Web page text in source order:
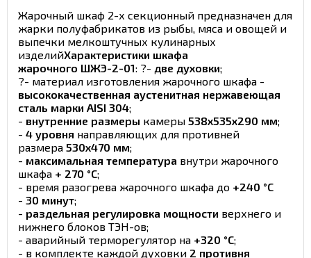
Жарочный шкаф 2-х секционный предназначен для
жарки полуфабрикатов из рыбы, мяса и овощей и
выпечки мелкоштучных кулинарных
изделийХарактеристики шкафа
жарочного ШЖЭ-2-01: ?- две духовки;
?- материал изготовления жарочного шкафа -
высококачественная аустенитная нержавеющая
сталь марки AISI 304;
- внутренние размеры камеры 538x535x290 мм;
- 4 уровня направляющих для противней
размера 530х470 мм;
- максимальная температура внутри жарочного
шкафа + 270 °С;
- время разогрева жарочного шкафа до +240 °С
- 30 минут;
- раздельная регулировка мощности верхнего и
нижнего блоков ТЭН-ов;
- аварийный терморегулятор на +320 °С;
- в комплекте каждой духовки 2 противня